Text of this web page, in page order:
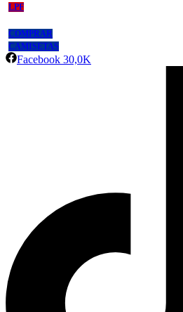
LPF
COMPRAR
CAMISETAS
Facebook 30,0K